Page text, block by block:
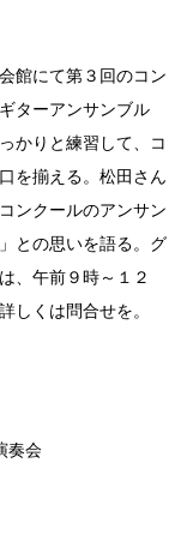
館にて第３回のコン
ターアンサンブル
かりと練習して、コ
を揃える。松田さん
ンクールのアンサン
との思いを語る。グ
、午前９時～１２
しくは問合せを。
奏会